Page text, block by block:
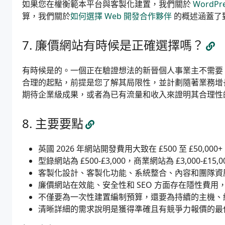
如果您在權衡範本平台與客製化建置，我們關於
算，我們關於如何選擇 Web 開發合作夥伴 的概述涵蓋
廉價網站有時候是正確選擇嗎？
有時候是的。一個正在驗證想法的新晉個人事業主不需
合理的起點，前提是您了解其局限性，並計劃隨著業務
期待企業級成果，或者為已有流量和收入來證明其合理
主要要點
英國 2026 年網站開發費用大致在 £500 至
型錄網站為 £500-£3,000，商業網站為 £3,000-
客製化設計、客製化功能、系統整合、內容和團隊
廉價網站在效能、安全性和 SEO 方面存在隱性費用
不僅要為一次性建置編制預算，還要為持續的主機
清晰詳細的需求說明是獲得準確且有競爭力報價的